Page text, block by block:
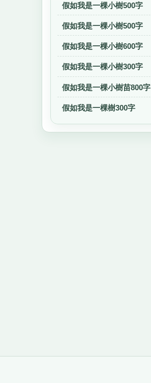
假如我是一棵小樹500字
假如我是一棵小樹500字
假如我是一棵小樹600字
假如我是一棵小樹300字
假如我是一棵小樹苗800字
假如我是一棵樹300字